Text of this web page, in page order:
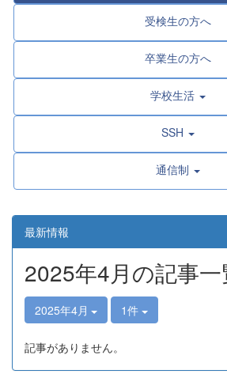
受検生の方へ
卒業生の方へ
学校生活
SSH
通信制
最新情報
2025年4月の記事一
2025年4月 1件
記事がありません。